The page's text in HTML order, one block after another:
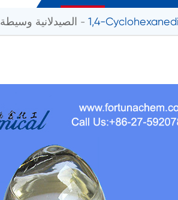
الصيدلانية وسيطة 1,4-